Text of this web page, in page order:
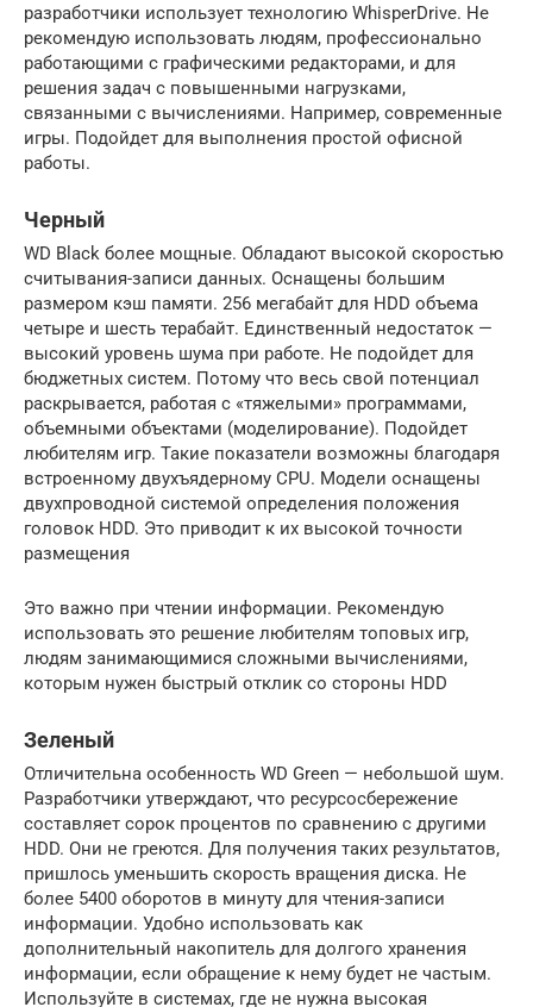
разработчики использует технологию WhisperDrive. Не
рекомендую использовать людям, профессионально
работающими с графическими редакторами, и для
решения задач с повышенными нагрузками,
связанными с вычислениями. Например, современные
игры. Подойдет для выполнения простой офисной
работы.
Черный
WD Black более мощные. Обладают высокой скоростью
считывания-записи данных. Оснащены большим
размером кэш памяти. 256 мегабайт для HDD объема
четыре и шесть терабайт. Единственный недостаток —
высокий уровень шума при работе. Не подойдет для
бюджетных систем. Потому что весь свой потенциал
раскрывается, работая с «тяжелыми» программами,
объемными объектами (моделирование). Подойдет
любителям игр. Такие показатели возможны благодаря
встроенному двухъядерному CPU. Модели оснащены
двухпроводной системой определения положения
головок HDD. Это приводит к их высокой точности
размещения
Это важно при чтении информации. Рекомендую
использовать это решение любителям топовых игр,
людям занимающимися сложными вычислениями,
которым нужен быстрый отклик со стороны HDD
Зеленый
Отличительна особенность WD Green — небольшой шум.
Разработчики утверждают, что ресурсосбережение
составляет сорок процентов по сравнению с другими
HDD. Они не греются. Для получения таких результатов,
пришлось уменьшить скорость вращения диска. Не
более 5400 оборотов в минуту для чтения-записи
информации. Удобно использовать как
дополнительный накопитель для долгого хранения
информации, если обращение к нему будет не частым.
Используйте в системах, где не нужна высокая